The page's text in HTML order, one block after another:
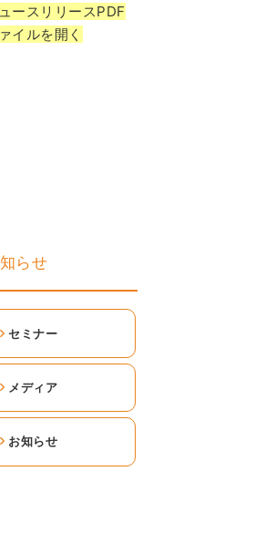
ースリリースPDF
イルを開く
らせ
セミナー
メディア
お知らせ